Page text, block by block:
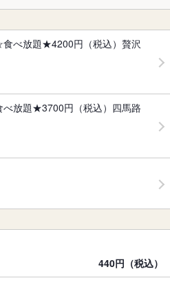
べ放題★4200円（税込）贅沢
べ放題★3700円（税込）四馬路
440円（税込）